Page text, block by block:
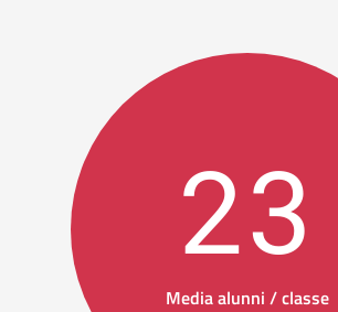
23
Media alunni / classe